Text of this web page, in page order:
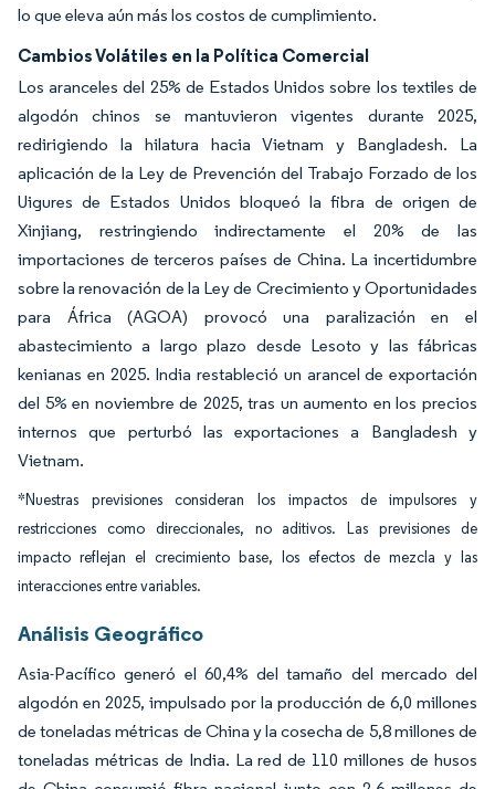
lo que eleva aún más los costos de cumplimiento.
Cambios Volátiles en la Política Comercial
Los aranceles del 25% de Estados Unidos sobre los textiles de
algodón chinos se mantuvieron vigentes durante 2025,
redirigiendo la hilatura hacia Vietnam y Bangladesh. La
aplicación de la Ley de Prevención del Trabajo Forzado de los
Uigures de Estados Unidos bloqueó la fibra de origen de
Xinjiang, restringiendo indirectamente el 20% de las
importaciones de terceros países de China. La incertidumbre
sobre la renovación de la Ley de Crecimiento y Oportunidades
para África (AGOA) provocó una paralización en el
abastecimiento a largo plazo desde Lesoto y las fábricas
kenianas en 2025. India restableció un arancel de exportación
del 5% en noviembre de 2025, tras un aumento en los precios
internos que perturbó las exportaciones a Bangladesh y
Vietnam.
*Nuestras previsiones consideran los impactos de impulsores y
restricciones como direccionales, no aditivos. Las previsiones de
impacto reflejan el crecimiento base, los efectos de mezcla y las
interacciones entre variables.
Análisis Geográfico
Asia-Pacífico generó el 60,4% del tamaño del mercado del
algodón en 2025, impulsado por la producción de 6,0 millones
de toneladas métricas de China y la cosecha de 5,8 millones de
toneladas métricas de India. La red de 110 millones de husos